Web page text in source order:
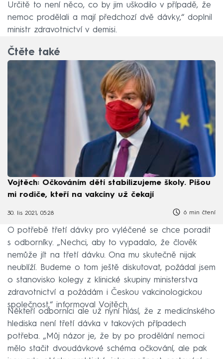
Určitě to není něco, co by jim uškodilo v případě, že
nemoc prodělali a mají předchozí dvě dávky,“ doplnil
ministr zdravotnictví v demisi.
Čtěte také
Vojtěch: Očkováním dětí stabilizujeme školy. Píšou
mi rodiče, kteří na vakcíny už čekají
30. lis 2021, 05:28 6 min čtení
O potřebě třetí dávky pro vyléčené se chce poradit
s odborníky. „Nechci, aby to vypadalo, že člověk
nemůže jít na třetí dávku. Ona mu skutečně nijak
neublíží. Budeme o tom ještě diskutovat, požádal jsem
o stanovisko kolegy z klinické skupiny ministerstva
zdravotnictví a požádám i Českou vakcinologickou
společnost,“ informoval Vojtěch.
Někteří odborníci ale už nyní hlásí, že z medicínského
hlediska není třetí dávka v takových případech
potřeba. „Můj názor je, že by po prodělání nemoci
mělo stačit dvoudávkové schéma očkování, ale pak